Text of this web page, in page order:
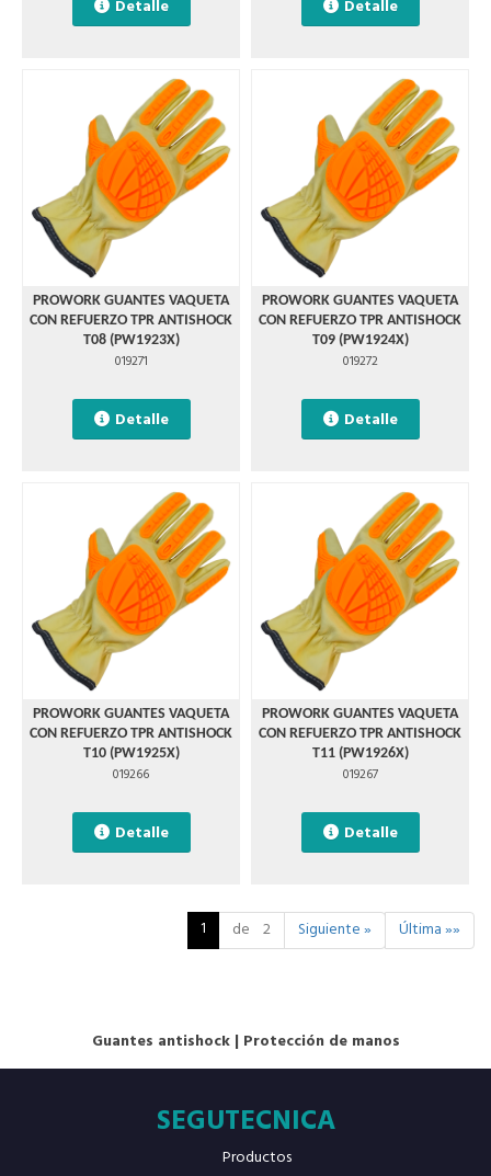
Detalle Detalle
PROWORK GUANTES VAQUETA
CON REFUERZO TPR ANTISHOCK
T08 (PW1923X)
019271
Detalle
PROWORK GUANTES VAQUETA
CON REFUERZO TPR ANTISHOCK
T09 (PW1924X)
019272
Detalle
PROWORK GUANTES VAQUETA
CON REFUERZO TPR ANTISHOCK
T10 (PW1925X)
019266
Detalle
PROWORK GUANTES VAQUETA
CON REFUERZO TPR ANTISHOCK
T11 (PW1926X)
019267
Detalle
1 de 2 Siguiente » Última »»
Guantes antishock| Protección de manos
SEGUTECNICA
Productos